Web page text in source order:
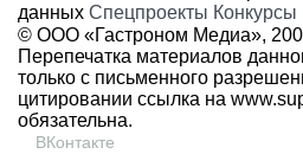
данных Спецпроекты Конкурсы
© ООО «Гастроном Медиа»,
Перепечатка материалов
только с письменного
цитировании ссылка на
обязательна.
ВКонтакте